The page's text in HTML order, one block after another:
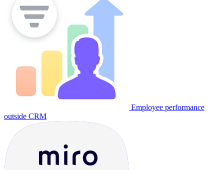
Employee performance
outside CRM